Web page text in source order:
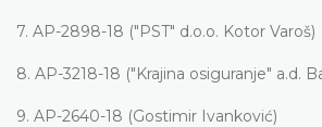
7. AP-2898-18 ("PST" d.o.o. Kotor Varoš)
8. AP-3218-18 ("Krajina osiguranje" a.d.
9. AP-2640-18 (Gostimir Ivanković)